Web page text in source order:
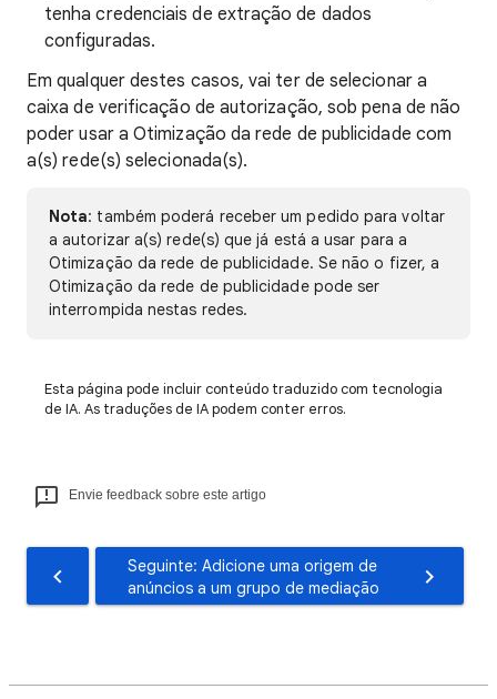
tenha credenciais de extração de dados
configuradas.
Em qualquer destes casos, vai ter de selecionar a
caixa de verificação de autorização, sob pena de não
poder usar a Otimização da rede de publicidade com
a(s) rede(s) selecionada(s).
Nota: também poderá receber um pedido para voltar
a autorizar a(s) rede(s) que já está a usar para a
Otimização da rede de publicidade. Se não o fizer, a
Otimização da rede de publicidade pode ser
interrompida nestas redes.
Esta página pode incluir conteúdo traduzido com tecnologia
de IA. As traduções de IA podem conter erros.
Envie feedback sobre este artigo
Seguinte: Adicione uma origem de
anúncios a um grupo de mediação